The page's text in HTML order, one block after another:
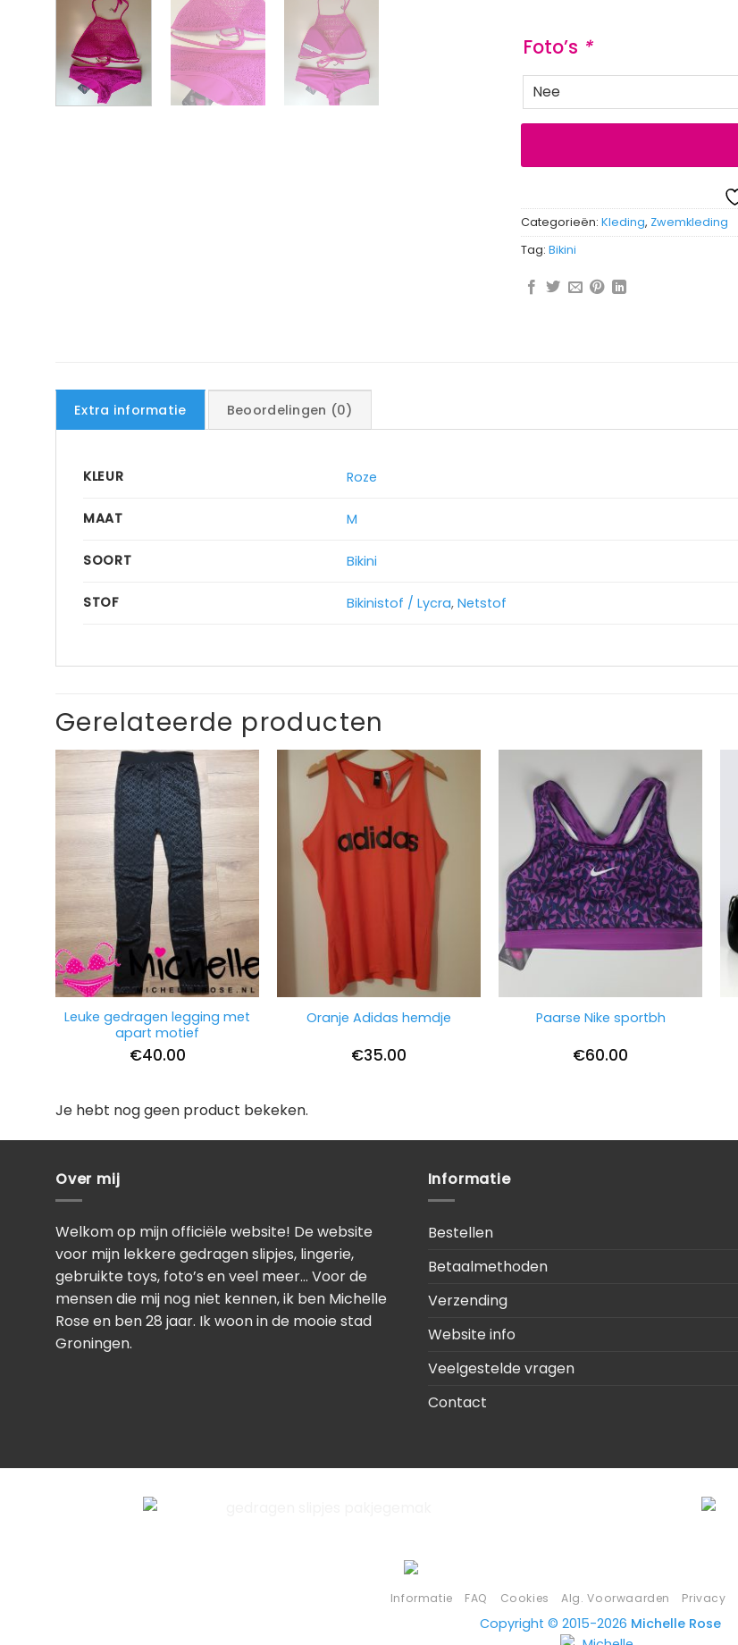
Foto’s *
Categorieën: Kleding, Zwemkleding
Tag: Bikini
Extra informatie Beoordelingen (0)
KLEUR Roze
MAAT M
SOORT Bikini
STOF Bikinistof / Lycra,Netstof
Gerelateerde producten
Leuke gedragen legging met
apart motief
€40.00
Oranje Adidas hemdje
€35.00
Paarse Nike sportbh
€60.00
Je hebt nog geen product bekeken.
Over mij
Welkom op mijn officiële website! De website
voor mijn lekkere gedragen slipjes, lingerie,
gebruikte toys, foto’s en veel meer… Voor de
mensen die mij nog niet kennen, ik ben Michelle
Rose en ben 28 jaar. Ik woon in de mooie stad
Groningen.
Informatie
Bestellen
Betaalmethoden
Verzending
Website info
Veelgestelde vragen
Contact
Informatie FAQ Cookies Alg. Voorwaarden Privacy
Copyright © 2015-2026 Michelle Rose